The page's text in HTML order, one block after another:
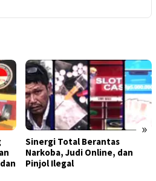
»
Sinergi Total Berantas
Narkoba, Judi Online, dan
Pinjol Ilegal